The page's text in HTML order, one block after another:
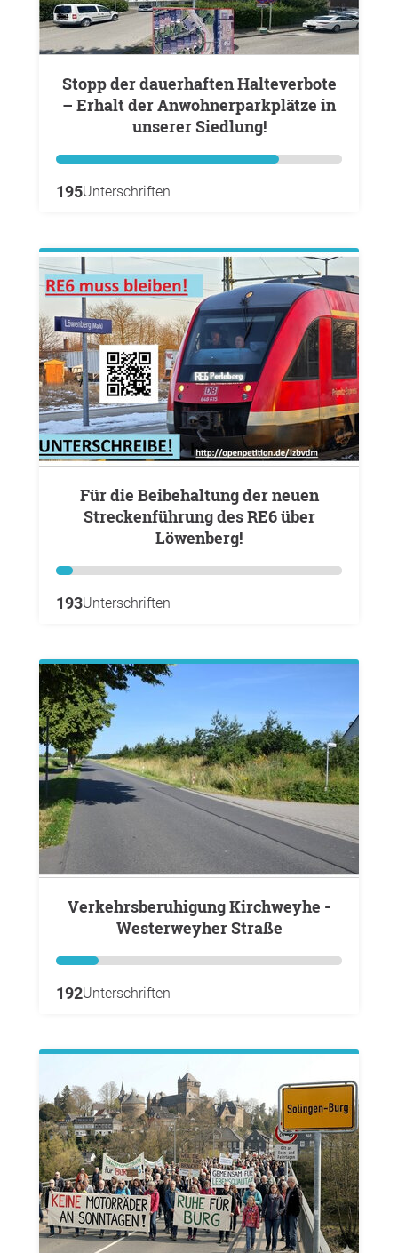
Stopp der dauerhaften Halteverbote
– Erhalt der Anwohnerparkplätze in
unserer Siedlung!
195Unterschriften
Für die Beibehaltung der neuen
Streckenführung des RE6 über
Löwenberg!
193Unterschriften
Verkehrsberuhigung Kirchweyhe -
Westerweyher Straße
192Unterschriften